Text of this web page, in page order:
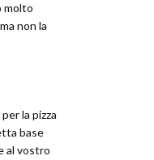
molto
non la
la pizza
base
al vostro